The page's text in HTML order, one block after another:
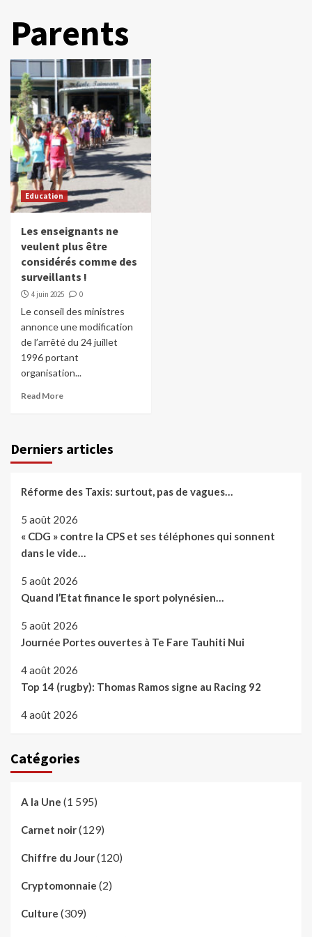
Parents
Education
Les enseignants ne
veulent plus être
considérés comme des
surveillants !
4 juin 2025 0
Le conseil des ministres
annonce une modification
de l’arrêté du 24 juillet
1996 portant
organisation...
Read More
Derniers articles
Réforme des Taxis: surtout, pas de vagues…
5 août 2026
« CDG » contre la CPS et ses téléphones qui sonnent
dans le vide…
5 août 2026
Quand l’Etat finance le sport polynésien…
5 août 2026
Journée Portes ouvertes à Te Fare Tauhiti Nui
4 août 2026
Top 14 (rugby): Thomas Ramos signe au Racing 92
4 août 2026
Catégories
A la Une (1 595)
Carnet noir(129)
Chiffre du Jour(120)
Cryptomonnaie (2)
Culture (309)